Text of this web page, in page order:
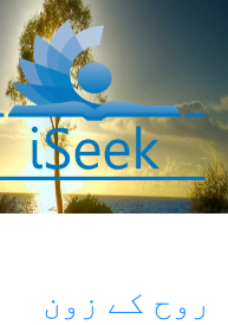
روح کے زون